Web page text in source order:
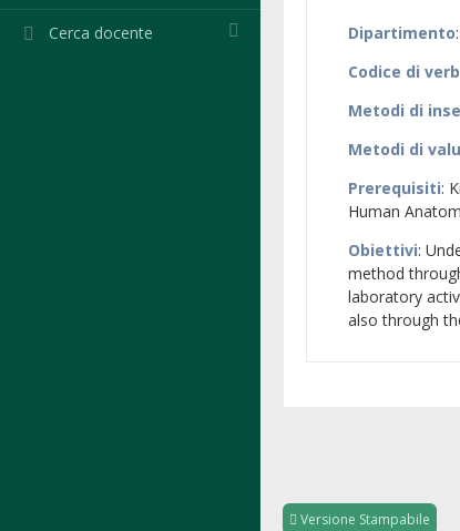
Cerca docente Dipartimento
Codice di
Metodi di
Metodi di
Prerequisiti:
Human
Obiettivi:
method
laboratory
also through
Versione Stampabile